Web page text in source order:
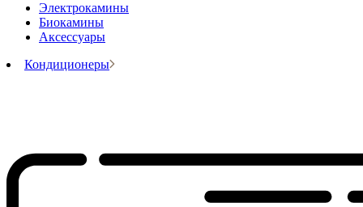
Электрокамины
Биокамины
Аксессуары
Кондиционеры